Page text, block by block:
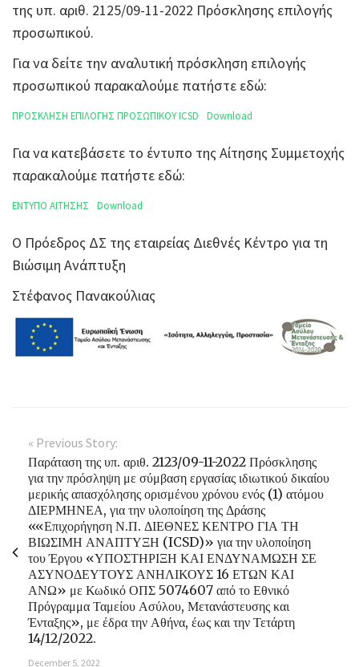
της υπ. αριθ. 2125/09-11-2022 Πρόσκλησης επιλογής
προσωπικού.
Για να δείτε την αναλυτική πρόσκληση επιλογής
προσωπικού παρακαλούμε πατήστε εδώ:
ΠΡΟΣΚΛΗΣΗ ΕΠΙΛΟΓΗΣ ΠΡΟΣΩΠΙΚΟΥ ICSD Download
Για να κατεβάσετε το έντυπο της Αίτησης Συμμετοχής
παρακαλούμε πατήστε εδώ:
ΕΝΤΥΠΟ ΑΙΤΗΣΗΣ Download
Ο Πρόεδρος ΔΣ της εταιρείας Διεθνές Κέντρο για τη
Βιώσιμη Ανάπτυξη
Στέφανος Πανακούλιας
« Previous Story:
Παράταση της υπ. αριθ. 2123/09-11-2022 Πρόσκλησης
για την πρόσληψη με σύμβαση εργασίας ιδιωτικού δικαίου
μερικής απασχόλησης ορισμένου χρόνου ενός (1) ατόμου
ΔΙΕΡΜΗΝΕΑ, για την υλοποίηση της Δράσης
««Επιχορήγηση Ν.Π. ΔΙΕΘΝΕΣ ΚΕΝΤΡΟ ΓΙΑ ΤΗ
ΒΙΩΣΙΜΗ ΑΝΑΠΤΥΞΗ (ICSD)» για την υλοποίηση
του Έργου «ΥΠΟΣΤΗΡΙΞΗ ΚΑΙ ΕΝΔΥΝΑΜΩΣΗ ΣΕ
ΑΣΥΝΟΔΕΥΤΟΥΣ ΑΝΗΛΙΚΟΥΣ 16 ΕΤΩΝ ΚΑΙ
ΑΝΩ» με Κωδικό ΟΠΣ 5074607 από το Εθνικό
Πρόγραμμα Ταμείου Ασύλου, Μετανάστευσης και
Ένταξης», με έδρα την Αθήνα, έως και την Τετάρτη
14/12/2022.
December 5, 2022